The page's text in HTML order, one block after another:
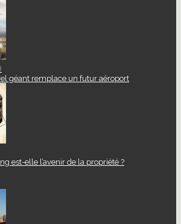
géant remplace un futur aéroport
est-elle l’avenir de la propriété ?